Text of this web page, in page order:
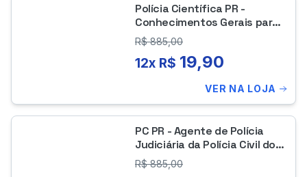
Polícia Científica PR -
Conhecimentos Gerais para
todas as Áreas de Perito
Criminal
R$885,00
12x R$ 19,90
VER NA LOJA
PC PR - Agente de Polícia
Judiciária da Polícia Civil do
Paraná
R$885,00